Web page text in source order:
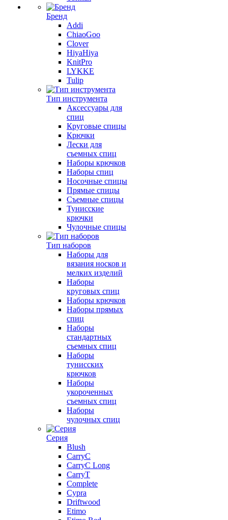
Бренд
Addi
ChiaoGoo
Clover
HiyaHiya
KnitPro
LYKKE
Tulip
Тип инструмента
Аксессуары для
спиц
Круговые спицы
Крючки
Лески для
съемных спиц
Наборы крючков
Наборы спиц
Носочные спицы
Прямые спицы
Съемные спицы
Тунисские
крючки
Чулочные спицы
Тип наборов
Наборы для
вязания носков и
мелких изделий
Наборы
круговых спиц
Наборы крючков
Наборы прямых
спиц
Наборы
стандартных
съемных спиц
Наборы
тунисских
крючков
Наборы
укороченных
съемных спиц
Наборы
чулочных спиц
Серия
Blush
CarryC
CarryC Long
CarryT
Complete
Cypra
Driftwood
Etimo